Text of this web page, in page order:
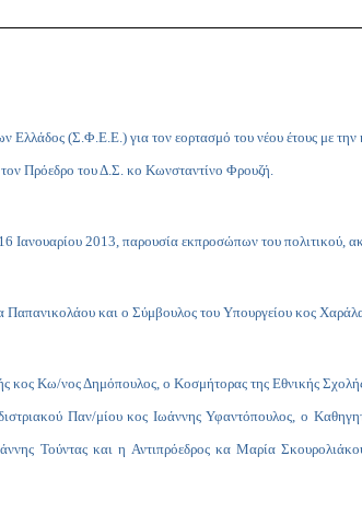
(Σ.Φ.Ε.Ε.) για τον εορτασμό του νέου έτους με
Πρόεδρο του Δ.Σ. κο Κωνσταντίνο Φρουζή.
Ιανουαρίου 2013, παρουσία εκπροσώπων του πολιτικού,
Παπανικολάου και ο Σύμβουλος του Υπουργείου κος
κος Κω/νος Δημόπουλος, ο Κοσμήτορας της Εθνικής
Παν/μίου κος Ιωάννης Υφαντόπουλος, ο
Τούντας και η Αντιπρόεδρος κα Μαρία